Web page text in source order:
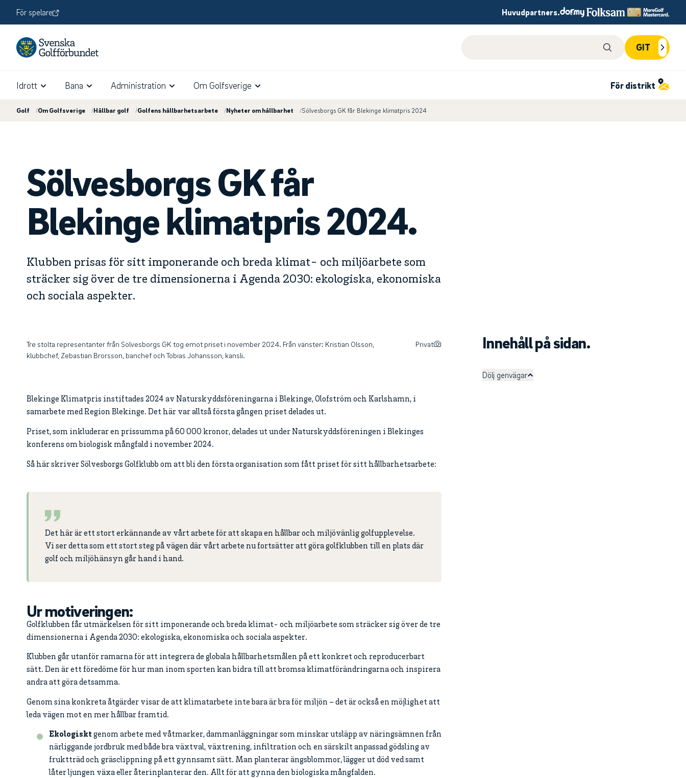
För spelare Huvudpartners.
GIT
Idrott Bana Administration Om Golfsverige För distrikt
Golf /Om Golfsverige /Hållbar golf /Golfens hållbarhetsarbete /Nyheter om hållbarhet /Sölvesborgs GK får Blekinge klimatpris 2024
Sölvesborgs GK får
Blekinge klimatpris 2024.
Klubben prisas för sitt imponerande och breda klimat- och miljöarbete som
sträcker sig över de tre dimensionerna i Agenda 2030: ekologiska, ekonomiska
och sociala aspekter.
Tre stolta representanter från Sölvesborgs GK tog emot priset i november 2024. Från vänster: Kristian Olsson,
klubbchef, Zebastian Brorsson, banchef och Tobias Johansson, kansli.
Privat
Blekinge Klimatpris instiftades 2024 av Naturskyddsföreningarna i Blekinge, Olofström och Karlshamn, i
samarbete med Region Blekinge. Det här var alltså första gången priset delades ut.
Priset, som inkluderar en prissumma på 60 000 kronor, delades ut under Naturskyddsföreningen i Blekinges
konferens om biologisk mångfald i november 2024.
Så här skriver Sölvesborgs Golfklubb om att bli den första organisation som fått priset för sitt hållbarhetsarbete:
Det här är ett stort erkännande av vårt arbete för att skapa en hållbar och miljövänlig golfupplevelse.
Vi ser detta som ett stort steg på vägen där vårt arbete nu fortsätter att göra golfklubben till en plats där
golf och miljöhänsyn går hand i hand.
Ur motiveringen:
Golfklubben får utmärkelsen för sitt imponerande och breda klimat- och miljöarbete som sträcker sig över de tre
dimensionerna i Agenda 2030: ekologiska, ekonomiska och sociala aspekter.
Klubben går utanför ramarna för att integrera de globala hållbarhetsmålen på ett konkret och reproducerbart
sätt. Den är ett föredöme för hur man inom sporten kan bidra till att bromsa klimatförändringarna och inspirera
andra att göra detsamma.
Genom sina konkreta åtgärder visar de att klimatarbete inte bara är bra för miljön – det är också en möjlighet att
leda vägen mot en mer hållbar framtid.
Ekologiskt genom arbete med våtmarker, dammanläggningar som minskar utsläpp av näringsämnen från
närliggande jordbruk med både bra växtval, växtrening, infiltration och en särskilt anpassad gödsling av
fruktträd och gräsclippning på ett gynnsamt sätt. Man planterar ängsblommor, lägger ut död ved samt
låter ljungen växa eller återinplanterar den. Allt för att gynna den biologiska mångfalden.
Innehåll på sidan.
Dölj genvägar